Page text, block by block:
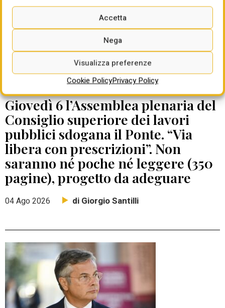
Accetta
Nega
Visualizza preferenze
Cookie PolicyPrivacy Policy
DATE DA RICORDARE
Giovedì 6 l’Assemblea plenaria del
Consiglio superiore dei lavori
pubblici sdogana il Ponte. “Via
libera con prescrizioni”. Non
saranno né poche né leggere (350
pagine), progetto da adeguare
04 Ago 2026 di Giorgio Santilli